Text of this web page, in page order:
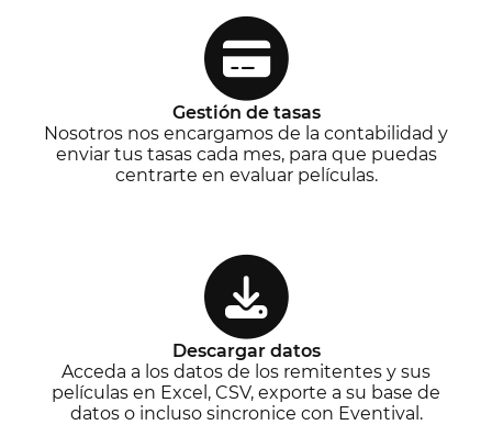
Gestión de tasas
Nosotros nos encargamos de la contabilidad y
enviar tus tasas cada mes, para que puedas
centrarte en evaluar películas.
Descargar datos
Acceda a los datos de los remitentes y sus
películas en Excel, CSV, exporte a su base de
datos o incluso sincronice con Eventival.